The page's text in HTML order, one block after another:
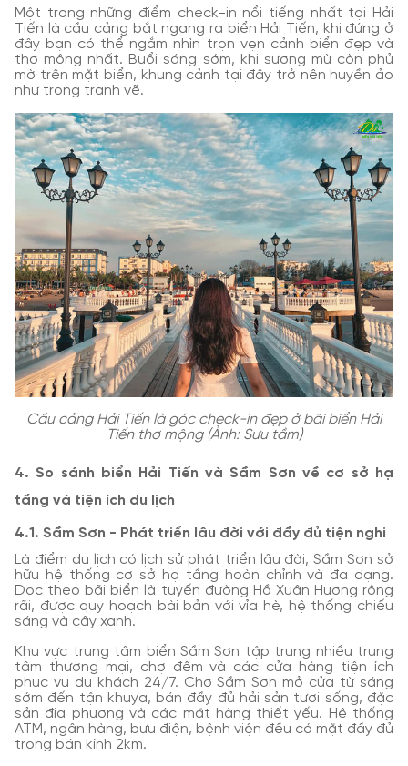
Một trong những điểm check-in nổi tiếng nhất tại Hải
Tiến là cầu cảng bắt ngang ra biển Hải Tiến, khi đứng ở
đây bạn có thể ngắm nhìn trọn vẹn cảnh biển đẹp và
thơ mộng nhất. Buổi sáng sớm, khi sương mù còn phủ
mờ trên mặt biển, khung cảnh tại đây trở nên huyền ảo
như trong tranh vẽ.
Cầu cảng Hải Tiến là góc check-in đẹp ở bãi biển Hải
Tiến thơ mộng (Ảnh: Sưu tầm)
4. So sánh biển Hải Tiến và Sầm Sơn về cơ sở hạ
tầng và tiện ích du lịch
4.1. Sầm Sơn - Phát triển lâu đời với đầy đủ tiện nghi
Là điểm du lịch có lịch sử phát triển lâu đời, Sầm Sơn sở
hữu hệ thống cơ sở hạ tầng hoàn chỉnh và đa dạng.
Dọc theo bãi biển là tuyến đường Hồ Xuân Hương rộng
rãi, được quy hoạch bài bản với vỉa hè, hệ thống chiếu
sáng và cây xanh.
Khu vực trung tâm biển Sầm Sơn tập trung nhiều trung
tâm thương mại, chợ đêm và các cửa hàng tiện ích
phục vụ du khách 24/7. Chợ Sầm Sơn mở cửa từ sáng
sớm đến tận khuya, bán đầy đủ hải sản tươi sống, đặc
sản địa phương và các mặt hàng thiết yếu. Hệ thống
ATM, ngân hàng, bưu điện, bệnh viện đều có mặt đầy đủ
trong bán kính 2km.